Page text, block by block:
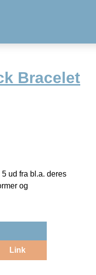
Bracelet
ud fra bl.a. deres
og
Link